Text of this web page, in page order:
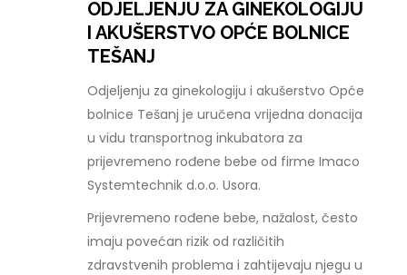
ODJELJENJU ZA GINEKOLOGIJU
I AKUŠERSTVO OPĆE BOLNICE
TEŠANJ
Odjeljenju za ginekologiju i akušerstvo Opće
bolnice Tešanj je uručena vrijedna donacija
u vidu transportnog inkubatora za
prijevremeno rođene bebe od firme Imaco
Systemtechnik d.o.o. Usora.
Prijevremeno rođene bebe, nažalost, često
imaju povećan rizik od različitih
zdravstvenih problema i zahtijevaju njegu u